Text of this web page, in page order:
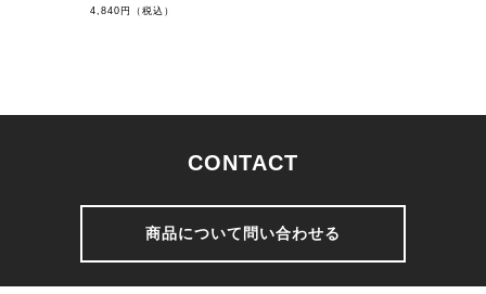
4,840円（税込）
CONTACT
商品について問い合わせる